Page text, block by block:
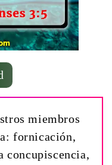
miembros
fornicación,